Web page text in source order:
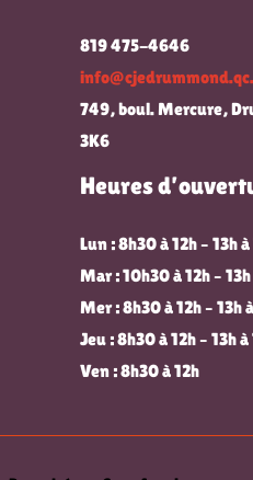
819 475-4646
749, boul. Mercure,
3K6
Heures
Lun : 8h30 à 12h – 13h
Mar : 10h30 à 12h –
Mer : 8h30 à 12h – 13h
Jeu : 8h30 à 12h – 13h
Ven : 8h30 à 12h